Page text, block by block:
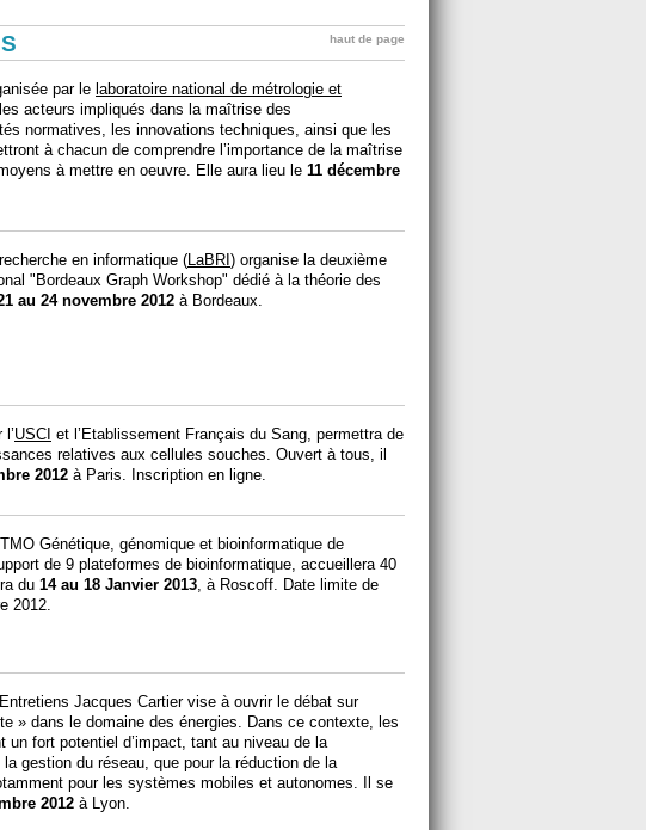
haut de page
par le laboratoire national de métrologie et
acteurs impliqués dans la maîtrise des
normatives, les innovations techniques, ainsi que les
à chacun de comprendre l’importance de la maîtrise
à mettre en oeuvre. Elle aura lieu le 11 décembre
en informatique ( LaBRI ) organise la deuxième
"Bordeaux Graph Workshop" dédié à la théorie des
au 24 novembre 2012 à Bordeaux.
USCI et l’Etablissement Français du Sang, permettra de
relatives aux cellules souches. Ouvert à tous, il
2012 à Paris. Inscription en ligne.
Génétique, génomique et bioinformatique de
de 9 plateformes de bioinformatique, accueillera 40
du 14 au 18 Janvier 2013 , à Roscoff. Date limite de
2012.
Jacques Cartier vise à ouvrir le débat sur
» dans le domaine des énergies. Dans ce contexte, les
un fort potentiel d’impact, tant au niveau de la
gestion du réseau, que pour la réduction de la
pour les systèmes mobiles et autonomes. Il se
2012 à Lyon.